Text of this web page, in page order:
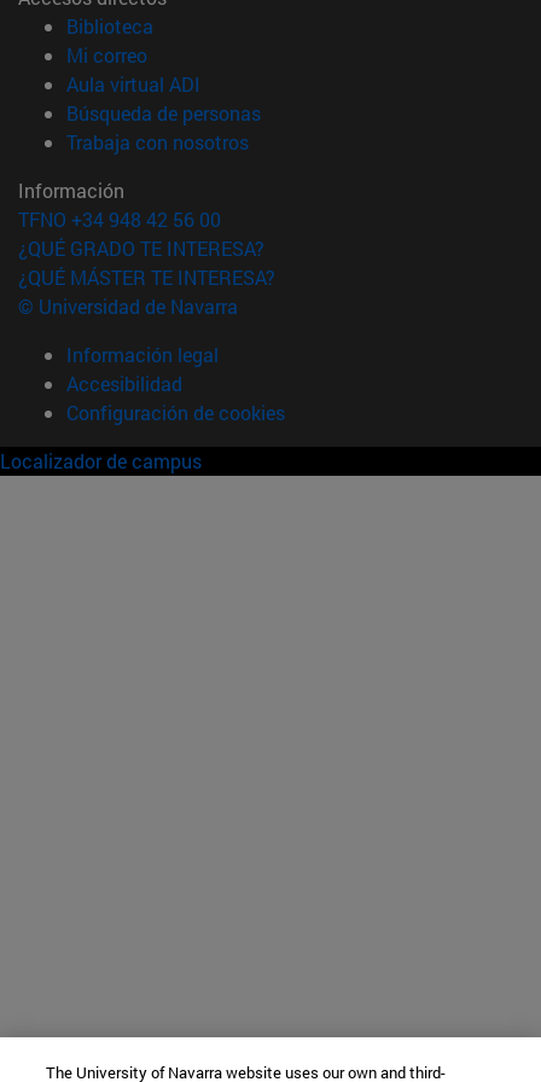
Biblioteca
Mi correo(abre en nueva ventana)
Aula virtual ADI
Búsqueda de personas(abre en nueva ventana)
Trabaja con nosotros(abre en nueva ventana)
Información
TFNO +34 948 42 56 00
¿QUÉ GRADO TE INTERESA?
¿QUÉ MÁSTER TE INTERESA?
© Universidad de Navarra
Información legal
Accesibilidad
Configuración de cookies
Localizador de campus
The University of Navarra website uses our own and third-